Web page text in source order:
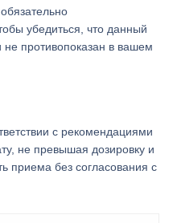
убедиться, что данный
противопоказан в вашем
с рекомендациями
не превышая дозировку и
приема без согласования с